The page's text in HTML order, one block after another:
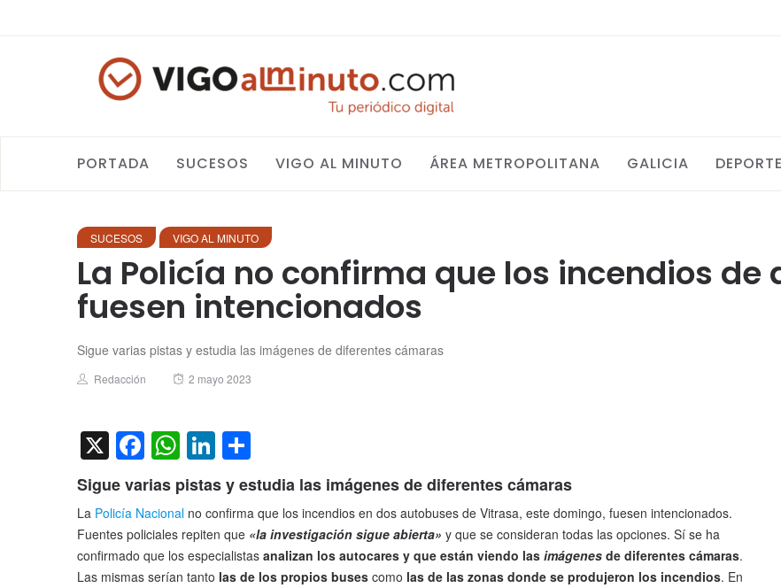
PORTADA SUCESOS VIGO AL MINUTO ÁREA METROPOLITANA GALICIA
SUCESOS VIGO AL MINUTO
La Policía no confirma que los incendios de
fuesen intencionados
Sigue varias pistas y estudia las imágenes de diferentes cámaras
Author
Redacción
Posted
2 mayo 2023
X Facebook
WhatsApp
LinkedIn
Sigue varias pistas y estudia las imágenes de diferentes cámaras
La Policía Nacional no confirma que los incendios en dos autobuses de Vitrasa, este domingo, fuesen intencionados.
Fuentes policiales repiten que «la investigación sigue abierta» y que se consideran todas las opciones. Sí se ha
confirmado que los especialistas analizan los autocares y que están viendo las imágenes de diferentes cámaras.
Las mismas serían tanto las de los propios buses como las de las zonas donde se produjeron los incendios. En